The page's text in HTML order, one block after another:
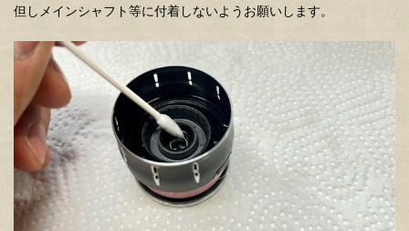
但しメインシャフト等に付着しないようお願いします。